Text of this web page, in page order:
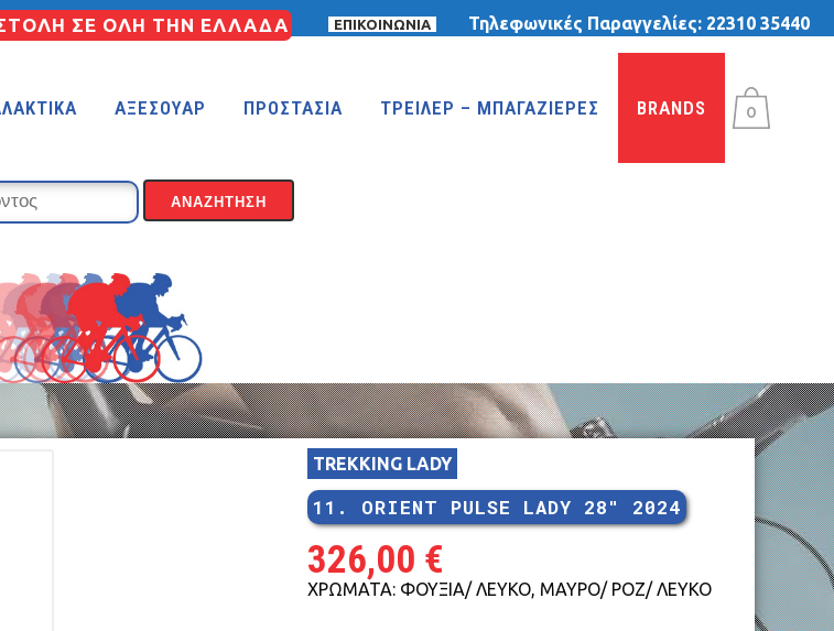
ΣΕ ΟΛΗ ΤΗΝ ΕΛΛΑΔΑ ΕΠΙΚΟΙΝΩΝΙΑ Τηλεφωνικές Παραγγελίες: 22310 35440
0
KIDS 16″
KIDS 14″
KIDS 12″
MTB 29″ DISC
MTB 29″ V-BRAKE
ΑΞΕΣΟΥΑΡ ΠΡΟΣΤΑΣΙΑ ΤΡΕΙΛΕΡ – ΜΠΑΓΑΖΙΕΡΕΣ BRANDS
TREKKING LADY
11. ORIENT PULSE LADY 28″ 2024
326,00 €
ΧΡΩΜΑΤΑ: ΦΟΥΞΙΑ/ ΛΕΥΚΟ, ΜΑΥΡΟ/ ΡΟΖ/ ΛΕΥΚΟ